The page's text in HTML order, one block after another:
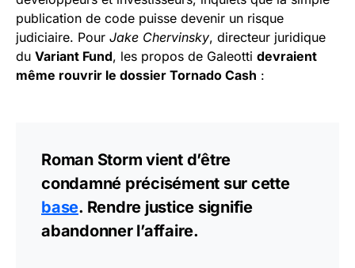
publication de code puisse devenir un risque
judiciaire. Pour Jake Chervinsky, directeur juridique
du Variant Fund, les propos de Galeotti devraient
même rouvrir le dossier Tornado Cash :
Roman Storm vient d’être
condamné précisément sur cette
base. Rendre justice signifie
abandonner l’affaire.